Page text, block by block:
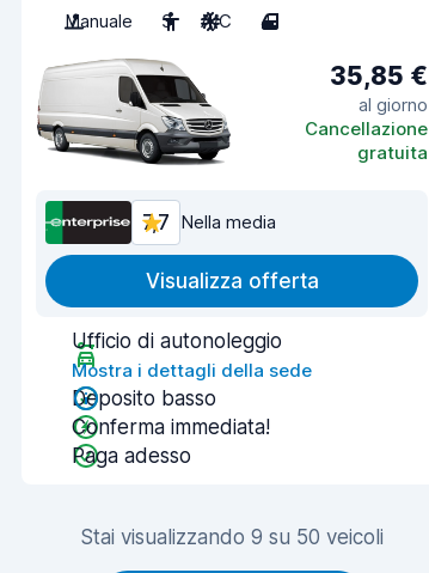
Manuale
3 A/C 4
35,85 €
al giorno
Cancellazione
gratuita
7,7 Nella media
Visualizza offerta
Ufficio di autonoleggio
Mostra i dettagli della sede
Deposito basso
Conferma immediata!
Paga adesso
Stai visualizzando 9 su 50 veicoli